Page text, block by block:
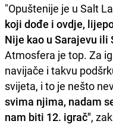
"Opuštenije je u Salt
koji dođe i ovdje,
Nije kao u Sarajevu ili
Atmosfera je top. Za
navijače i takvu
svijeta, i to je nešto
svima njima, nadam
nam biti 12. igrač",